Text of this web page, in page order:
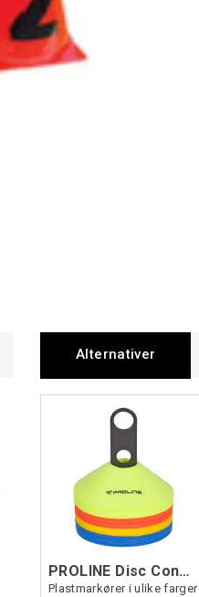
Alternativer
PROLINE Disc Cones Set 40 pk Ass OS
Plastmarkører i ulike farger